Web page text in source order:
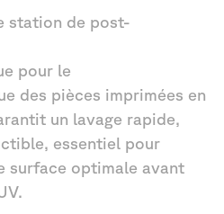
station de post-
pour le
des pièces imprimées en
un lavage rapide,
essentiel pour
surface optimale avant